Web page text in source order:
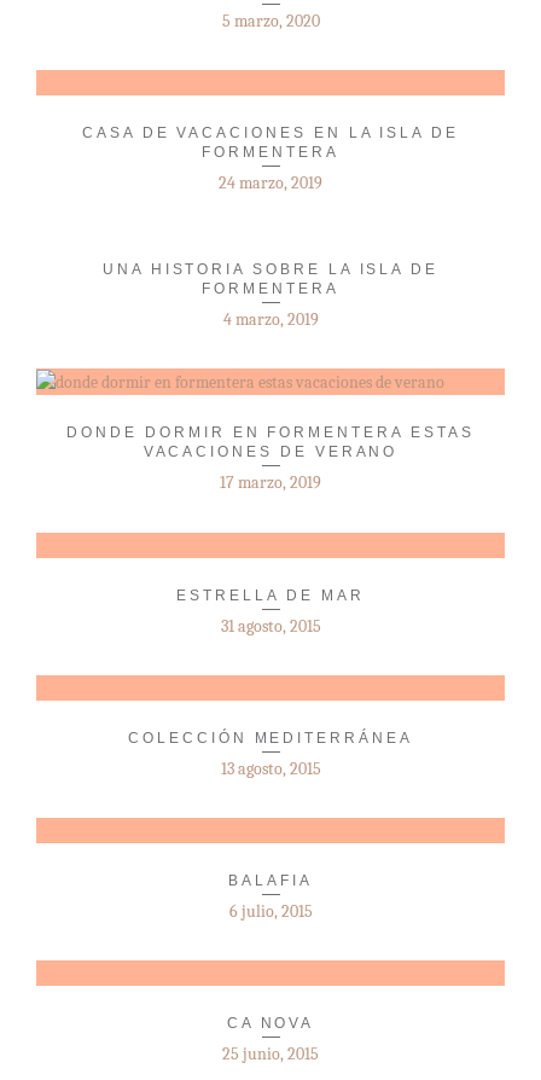
5 marzo, 2020
CASA DE VACACIONES EN LA ISLA DE
FORMENTERA
24 marzo, 2019
UNA HISTORIA SOBRE LA ISLA DE
FORMENTERA
4 marzo, 2019
DONDE DORMIR EN FORMENTERA ESTAS
VACACIONES DE VERANO
17 marzo, 2019
ESTRELLA DE MAR
31 agosto, 2015
COLECCIÓN MEDITERRÁNEA
13 agosto, 2015
BALAFIA
6 julio, 2015
CA NOVA
25 junio, 2015